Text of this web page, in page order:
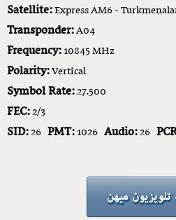
Satellite:Express AM6 -
Transponder:A04
Frequency:10845 MHz
Polarity:Vertical
Symbol Rate:27.500
FEC:2/3
SID:26 PMT:1026 Audio:26